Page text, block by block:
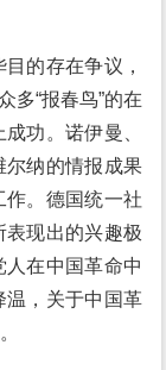
的存在争议，
多“报春鸟”的在
功。诺伊曼、
尔纳的情报成果
。德国统一社
现出的兴趣极
在中国革命中
温，关于中国革